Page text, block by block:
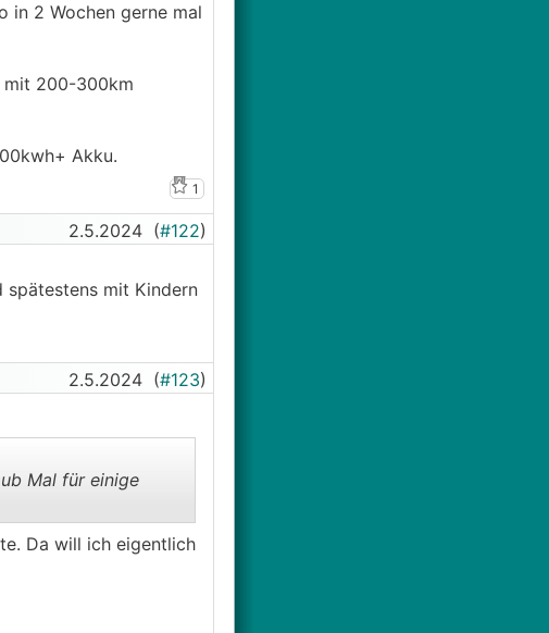
in 2 Wochen gerne mal
mit 200-300km
Akku.
1
2.5.2024 (#122)
spätestens mit Kindern
2.5.2024 (#123)
Mal für einige
Da will ich eigentlich